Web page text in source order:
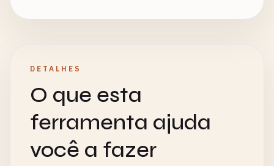
DETALHES
O que esta
ferramenta ajuda
você a fazer